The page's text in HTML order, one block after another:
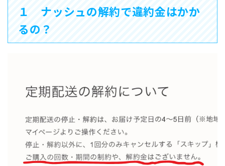
１ ナッシュの解約で違約金はかか
るの？